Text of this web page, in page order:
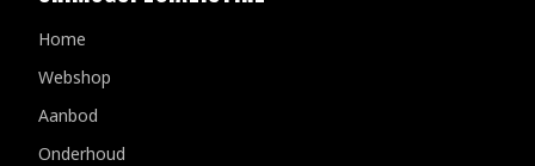
Home
Webshop
Aanbod
Onderhoud